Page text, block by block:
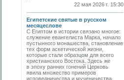
22 мая 2026 г. 15:30
Египетские святые в русском
месяцеслове
С Египтом в истории связано многое:
служение евангелиста Марка, начало
пустынного монашества, становление
тех форм аскетической жизни,
которые стали образцом для всего
христианского Востока. Здесь же
в эпоху ранних гонений Церковь
явила множество примеров
исповедничества и мученичества.